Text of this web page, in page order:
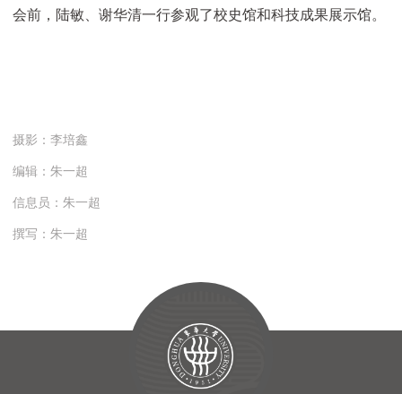
会前，陆敏、谢华清一行参观了校史馆和科技成果展示馆。
摄影：李培鑫
编辑：朱一超
信息员：朱一超
撰写：朱一超